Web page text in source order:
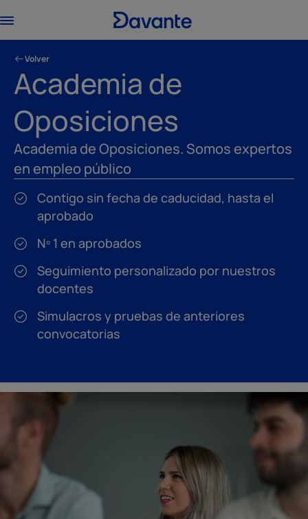
Volver
Academia de
Oposiciones
Academia de Oposiciones. Somos expertos
en empleo público
Contigo sin fecha de caducidad, hasta el
aprobado
Nº 1 en aprobados
Seguimiento personalizado por nuestros
docentes
Simulacros y pruebas de anteriores
convocatorias